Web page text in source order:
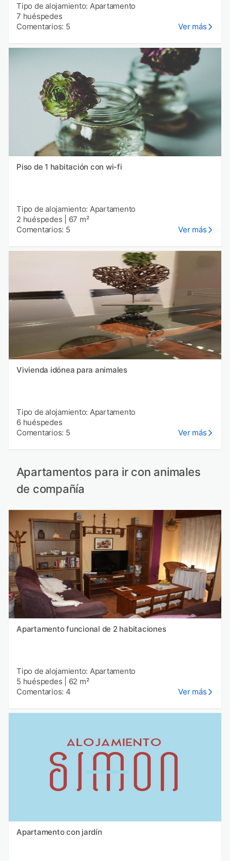
Tipo de alojamiento: Apartamento
7 huéspedes
Comentarios: 5
Ver más
Piso de 1 habitación con wi-fi
Tipo de alojamiento: Apartamento
2 huéspedes
67 m²
Comentarios: 5
Ver más
Vivienda idónea para animales
Tipo de alojamiento: Apartamento
6 huéspedes
Comentarios: 5
Ver más
Apartamentos para ir con animales
de compañía
Apartamento funcional de 2 habitaciones
Tipo de alojamiento: Apartamento
5 huéspedes
62 m²
Comentarios: 4
Ver más
Apartamento con jardín